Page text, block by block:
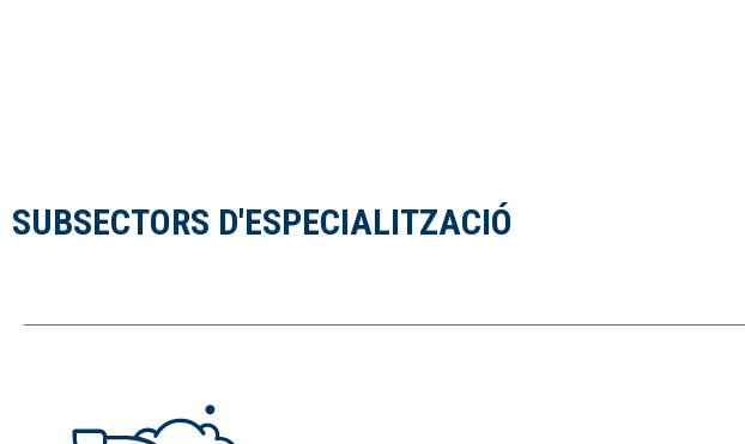
SUBSECTORS D'ESPECIALITZACIÓ